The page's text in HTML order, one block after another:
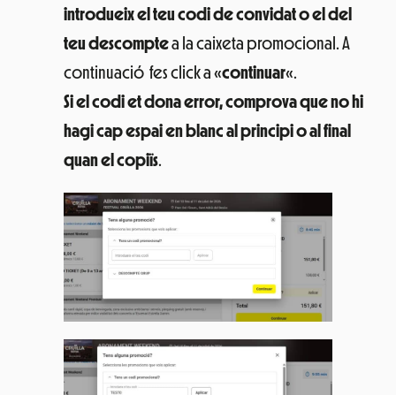
introdueix el teu codi de convidat o el del
teu descomptea la caixeta promocional. A
continuació fes click a «continuar«.
Si el codi et dona error, comprova que no hi
hagi cap espai en blanc al principi o al final
quan el copiïs.